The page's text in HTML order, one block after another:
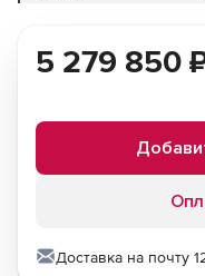
5 279 850
Доставка на почту